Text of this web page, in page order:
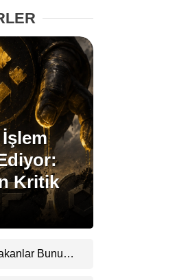
XRP Haberleri
Memecoin Haberleri
Stablecoin Haberleri
Facebook
Instagram
Kritik
Bunu